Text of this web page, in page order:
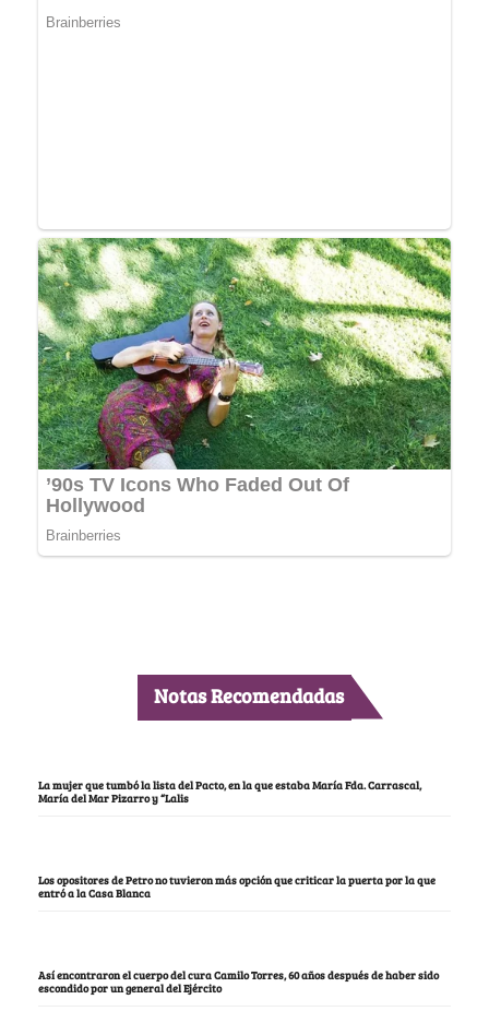
Notas Recomendadas
La mujer que tumbó la lista del Pacto, en la que estaba María Fda. Carrascal,
María del Mar Pizarro y “Lalis
Los opositores de Petro no tuvieron más opción que criticar la puerta por la que
entró a la Casa Blanca
Así encontraron el cuerpo del cura Camilo Torres, 60 años después de haber sido
escondido por un general del Ejército